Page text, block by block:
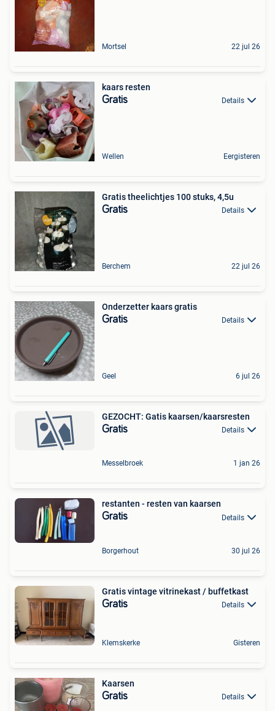
Mortsel 22 jul 26
kaars resten
Gratis Details
Wellen Eergisteren
Gratis theelichtjes 100 stuks, 4,5u
Gratis Details
Berchem 22 jul 26
Onderzetter kaars gratis
Gratis Details
Geel 6 jul 26
GEZOCHT: Gatis kaarsen/kaarsresten
Gratis Details
Messelbroek 1 jan 26
restanten - resten van kaarsen
Gratis Details
Borgerhout 30 jul 26
Gratis vintage vitrinekast / buffetkast
Gratis Details
Klemskerke Gisteren
Kaarsen
Gratis Details